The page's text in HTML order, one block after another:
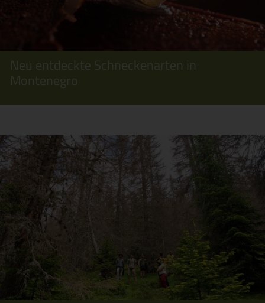
Neu entdeckte Schneckenarten in
Montenegro